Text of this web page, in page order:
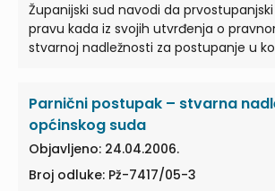
Županijski sud navodi da
pravu kada iz svojih utvrđenja o
stvarnoj nadležnosti za postupanje u
Parnični postupak – stvarna
općinskog suda
Objavljeno: 24.04.2006.
Broj odluke: Pž-7417/05-3